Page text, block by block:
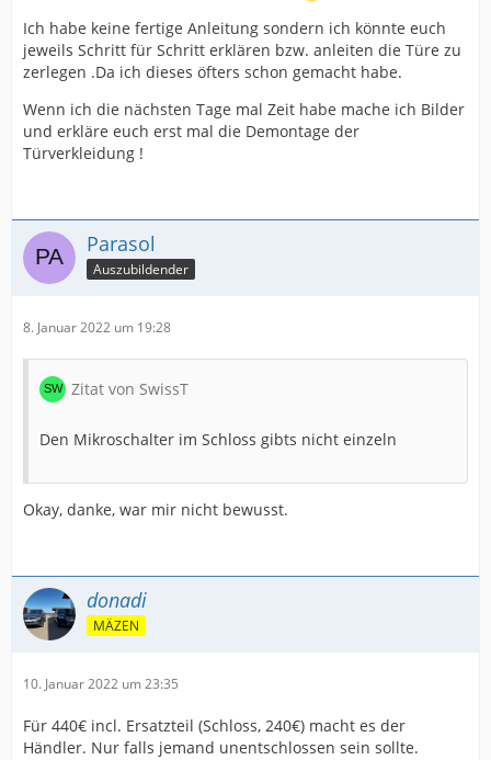
Ich habe keine fertige Anleitung sondern ich könnte euch
jeweils Schritt für Schritt erklären bzw. anleiten die Türe zu
zerlegen .Da ich dieses öfters schon gemacht habe.
Wenn ich die nächsten Tage mal Zeit habe mache ich Bilder
und erkläre euch erst mal die Demontage der
Türverkleidung !
Parasol
Auszubildender
8. Januar 2022 um 19:28
Zitat von SwissT
Den Mikroschalter im Schloss gibts nicht einzeln
Okay, danke, war mir nicht bewusst.
donadi
MÄZEN
10. Januar 2022 um 23:35
Für 440€ incl. Ersatzteil (Schloss, 240€) macht es der
Händler. Nur falls jemand unentschlossen sein sollte.